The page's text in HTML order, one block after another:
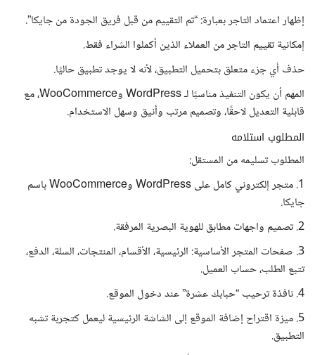
إظهار اعتماد التاجر بعبارة: “تم التقييم من قبل فريق الجودة من جايكا”.
إمكانية تقييم التاجر من العملاء الذين أكملوا الشراء فقط.
حذف أي جزء متعلق بتحميل التطبيق، لأنه لا يوجد تطبيق حاليًا.
المهم أن يكون التنفيذ مناسبًا لـ WordPress وWooCommerce، مع
قابلية التعديل لاحقًا، وتصميم مرتب وأنيق وسهل الاستخدام.
المطلوب استلامه
المطلوب تسليمه من المستقل:
1. متجر إلكتروني كامل على WordPress وWooCommerce باسم
جايكا.
2. تصميم واجهات مطابق للهوية البصرية المرفقة.
3. صفحات المتجر الأساسية: الرئيسية، الأقسام، المنتجات، السلة، الدفع،
تتبع الطلب، حساب العميل.
4. نافذة ترحيب “حبابك عشرة” عند دخول الموقع.
5. ميزة اقتراح إضافة الموقع إلى الشاشة الرئيسية ليعمل كتجربة تشبه
التطبيق.